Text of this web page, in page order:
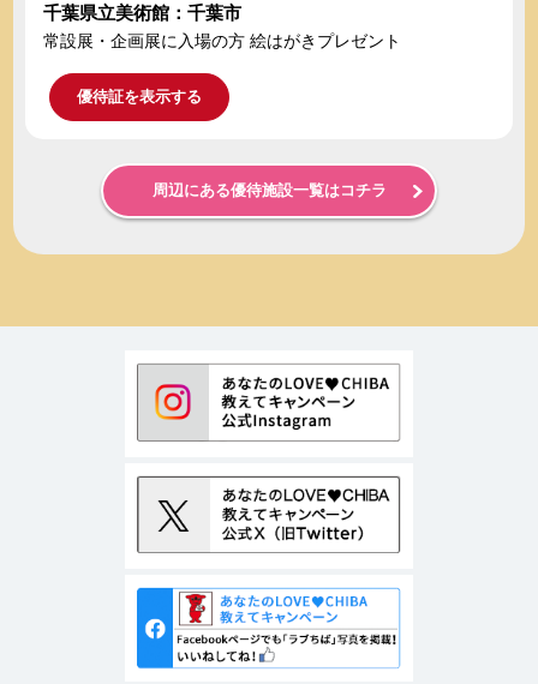
千葉県立美術館：千葉市
常設展・企画展に入場の方 絵はがきプレゼント
優待証を表示する
周辺にある優待施設一覧はコチラ